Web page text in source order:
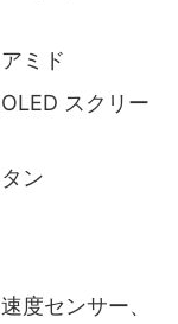
ミド
スクリー
ン
度センサー、